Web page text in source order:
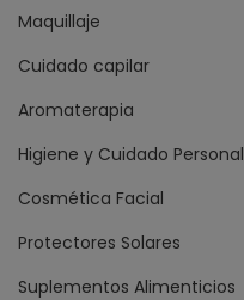
Maquillaje
Cuidado capilar
Aromaterapia
Higiene y Cuidado Personal
Cosmética Facial
Protectores Solares
Suplementos Alimenticios